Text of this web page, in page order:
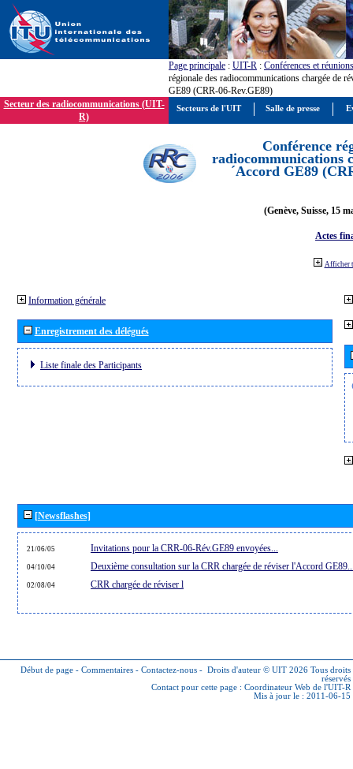
Page principale : UIT-R : Conférences et réunions
régionale des radiocommunications chargée de
GE89 (CRR-06-Rev.GE89)
Secteur des radiocommunications (UIT-
R)
Conférence
radiocommunications
´Accord GE89
(Genève, Suisse, 15
Actes
Afficher
Information générale
Enregistrement des délégués
Liste finale des Participants
[Newsflashes]
21/06/05 Invitations pour la CRR-06-Rév.GE89 envoyées...
04/10/04 Deuxième consultation sur la CRR chargée de réviser l'Accord
02/08/04 CRR chargée de réviser l
Début de page - Commentaires - Contactez-nous - Droits d'auteur © UIT 2026 Tous droits
réservés
Contact pour cette page : Coordinateur Web de l'UIT-R
Mis à jour le : 2011-06-15
Secteurs de l'UIT Salle de presse